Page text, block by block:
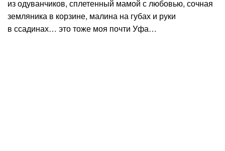
из одуванчиков, сплетенный мамой с любовью, сочная
земляника в корзине, малина на губах и руки
в ссадинах… это тоже моя почти Уфа…